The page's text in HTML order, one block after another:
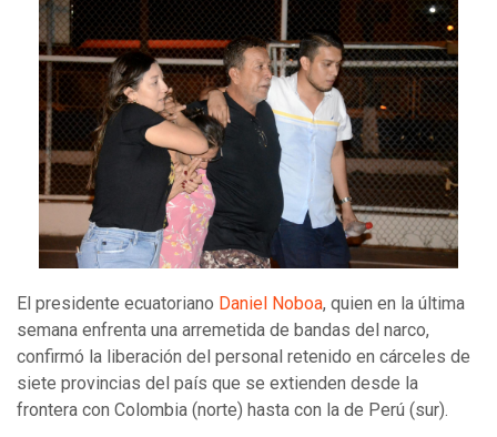
El presidente ecuatoriano Daniel Noboa, quien en la última
semana enfrenta una arremetida de bandas del narco,
confirmó la liberación del personal retenido en cárceles de
siete provincias del país que se extienden desde la
frontera con Colombia (norte) hasta con la de Perú (sur).